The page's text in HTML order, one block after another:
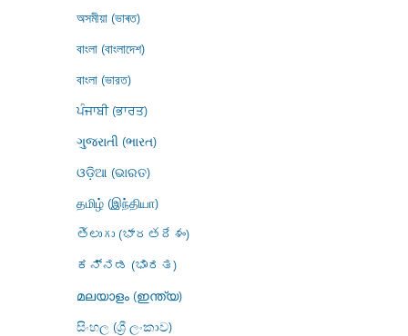
অসমীয়া (ভাৰত)
বাংলা (বাংলাদেশ)
বাংলা (ভারত)
ਪੰਜਾਬੀ (ਭਾਰਤ)
ગુજરાતી (ભારત)
ଓଡ଼ିଆ (ଭାରତ)
தமிழ் (இந்தியா)
తెలుగు (భారతదేశం)
ಕನ್ನಡ (ಭಾರತ)
മലയാളം (ഇന്ത്യ)
සිංහල (ශ්‍රී ලංකාව)